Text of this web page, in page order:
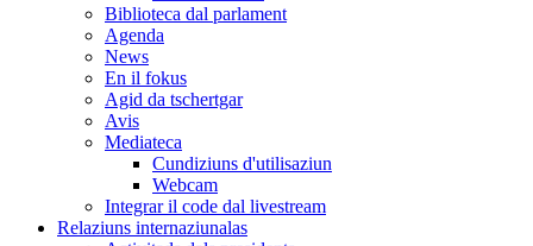
Biblioteca dal parlament
Agenda
News
En il fokus
Agid da tschertgar
Avis
Mediateca
Cundiziuns d'utilisaziun
Webcam
Integrar il code dal livestream
Relaziuns internaziunalas